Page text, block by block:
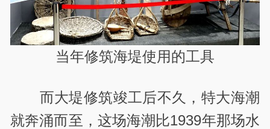
当年修筑海堤使用的工具
而大堤修筑竣工后不久，特大海潮
就奔涌而至，这场海潮比1939年那场水